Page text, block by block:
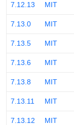
7.12.13 MIT
7.13.0 MIT
7.13.5 MIT
7.13.6 MIT
7.13.8 MIT
7.13.11 MIT
7.13.12 MIT